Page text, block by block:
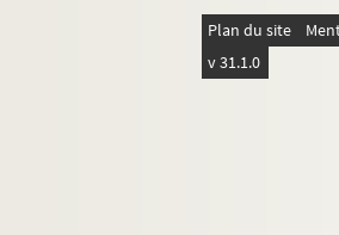
Plan du site
v 31.1.0